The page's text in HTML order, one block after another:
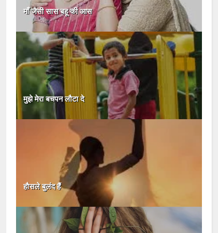
माँ जैसी सास बहू की आस
मुझे मेरा बचपन लौटा दे
हौसले बुलंद हैं